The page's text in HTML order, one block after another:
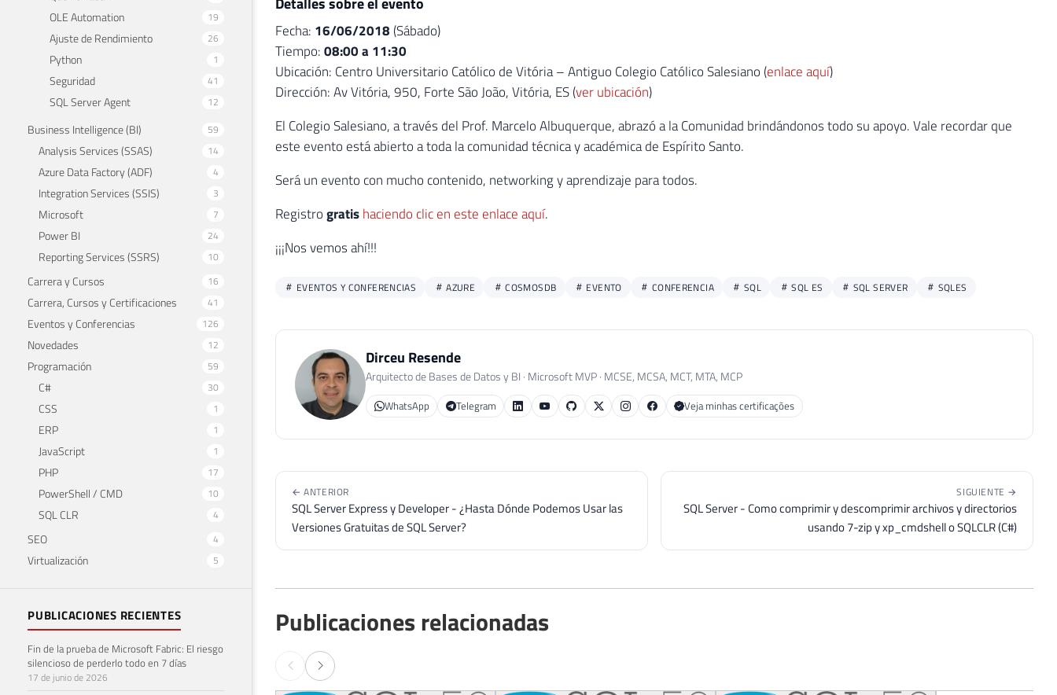
OLE Automation 19
Ajuste de Rendimiento 26
Python 1
Seguridad 41
SQL Server Agent 12
Business Intelligence (BI) 59
Analysis Services (SSAS) 14
Azure Data Factory (ADF) 4
Integration Services (SSIS) 3
Microsoft 7
Power BI 24
Reporting Services (SSRS) 10
Carrera y Cursos 16
Carrera, Cursos y Certificaciones 41
Eventos y Conferencias 126
Novedades 12
Programación 59
C# 30
CSS 1
ERP 1
JavaScript 1
PHP 17
PowerShell / CMD 10
SQL CLR 4
SEO 4
Virtualización 5
PUBLICACIONES RECIENTES
Fin de la prueba de Microsoft Fabric: El riesgo
silencioso de perderlo todo en 7 días
17 de junio de 2026
Fecha: 16/06/2018 (Sábado)
Tiempo:08:00 a 11:30
Ubicación: Centro Universitario Católico de Vitória – Antiguo Colegio Católico Salesiano (enlace aquí)
Dirección: Av Vitória, 950, Forte São João, Vitória, ES (ver ubicación)
El Colegio Salesiano, a través del Prof. Marcelo Albuquerque, abrazó a la Comunidad brindándonos todo su apoyo. Vale recordar que
este evento está abierto a toda la comunidad técnica y académica de Espírito Santo.
Será un evento con mucho contenido, networking y aprendizaje para todos.
Registrogratishaciendo clic en este enlace aquí.
¡¡¡Nos vemos ahí!!!
EVENTOS Y CONFERENCIAS AZURE COSMOSDB EVENTO CONFERENCIA SQL SQL ES SQL SERVER SQLES
Dirceu Resende
Arquitecto de Bases de Datos y BI · Microsoft MVP · MCSE, MCSA, MCT, MTA, MCP
WhatsApp Telegram Veja minhas certificações
← ANTERIOR
SQL Server Express y Developer - ¿Hasta Dónde Podemos Usar las
Versiones Gratuitas de SQL Server?
SIGUIENTE →
SQL Server - Como comprimir y descomprimir archivos y directorios
usando 7-zip y xp_cmdshell o SQLCLR (C#)
Publicaciones relacionadas